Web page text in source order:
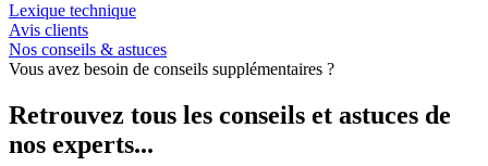
Lexique technique
Avis clients
Nos conseils & astuces
Vous avez besoin de conseils supplémentaires ?
Retrouvez tous les conseils et astuces de
nos experts...